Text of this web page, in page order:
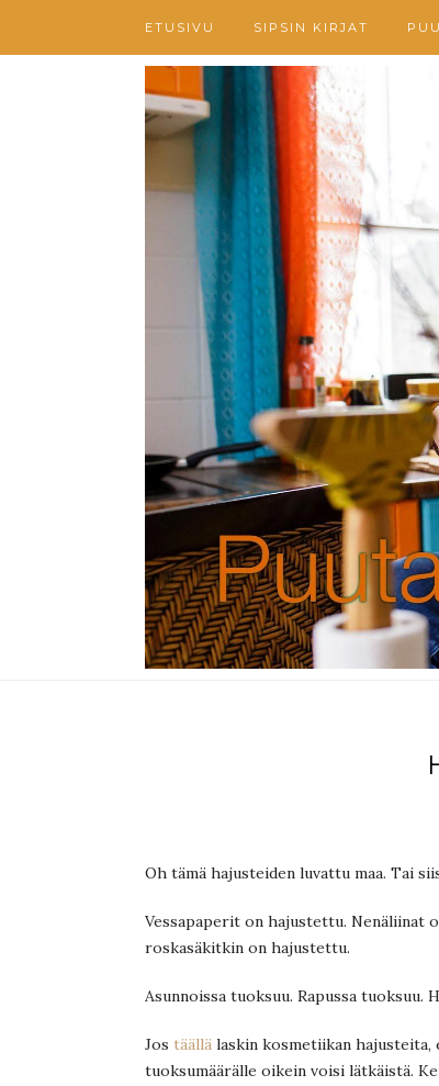
ETUSIVU SIPSIN KIRJAT
Oh tämä hajusteiden luvattu maa. Tai
Vessapaperit on hajustettu. Nenäliinat
roskasäkitkin on hajustettu.
Asunnoissa tuoksuu. Rapussa tuoksuu.
Jos täällä laskin kosmetiikan
tuoksumäärälle oikein voisi lätkäistä.